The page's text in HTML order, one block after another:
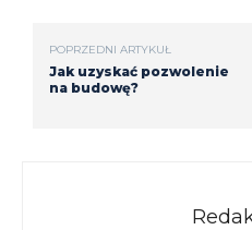
POPRZEDNI ARTYKUŁ
Jak uzyskać pozwolenie
na budowę?